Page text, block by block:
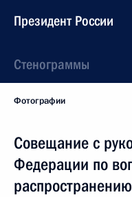
Президент России
Стенограммы
Фотографии
Совещание с
Федерации по